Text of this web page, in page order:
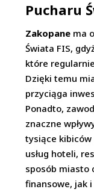
Pucharu
Zakopane ma
Świata FIS,
które
Dzięki temu
przyciąga
Ponadto,
znaczne
tysiące kibiców
usług hoteli,
sposób miasto
finansowe, jak